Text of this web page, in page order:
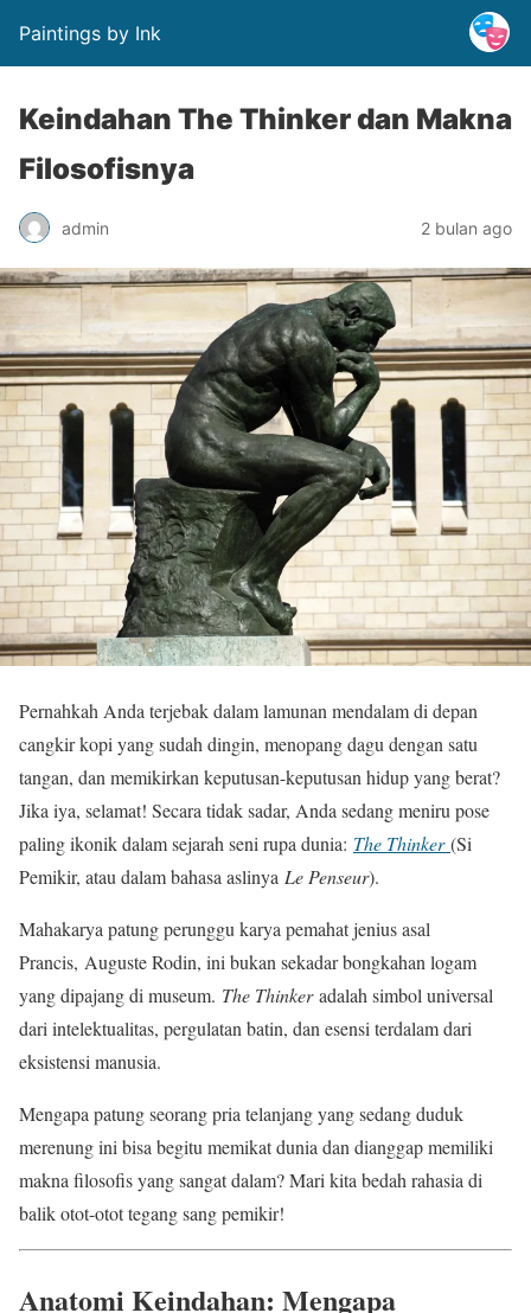
Paintings by Ink
Keindahan The Thinker dan Makna
Filosofisnya
admin 2 bulan ago
Pernahkah Anda terjebak dalam lamunan mendalam di depan
cangkir kopi yang sudah dingin, menopang dagu dengan satu
tangan, dan memikirkan keputusan-keputusan hidup yang berat?
Jika iya, selamat! Secara tidak sadar, Anda sedang meniru pose
paling ikonik dalam sejarah seni rupa dunia: The Thinker(Si
Pemikir, atau dalam bahasa aslinya Le Penseur).
Mahakarya patung perunggu karya pemahat jenius asal
Prancis, Auguste Rodin, ini bukan sekadar bongkahan logam
yang dipajang di museum. The Thinkeradalah simbol universal
dari intelektualitas, pergulatan batin, dan esensi terdalam dari
eksistensi manusia.
Mengapa patung seorang pria telanjang yang sedang duduk
merenung ini bisa begitu memikat dunia dan dianggap memiliki
makna filosofis yang sangat dalam? Mari kita bedah rahasia di
balik otot-otot tegang sang pemikir!
Anatomi Keindahan: Mengapa